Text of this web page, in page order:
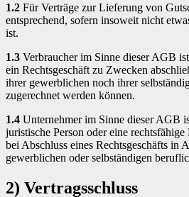
1.2 Für Verträge zur Lieferung von
entsprechend, sofern insoweit nicht
ist.
1.3 Verbraucher im Sinne dieser AGB
ein Rechtsgeschäft zu Zwecken
ihrer gewerblichen noch ihrer
zugerechnet werden können.
1.4 Unternehmer im Sinne dieser AGB
juristische Person oder eine rechtsfähige
bei Abschluss eines Rechtsgeschäfts in
gewerblichen oder selbständigen
2) Vertragsschluss